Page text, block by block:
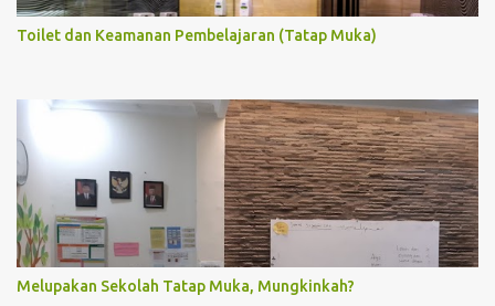
Toilet dan Keamanan Pembelajaran (Tatap Muka)
Melupakan Sekolah Tatap Muka, Mungkinkah?